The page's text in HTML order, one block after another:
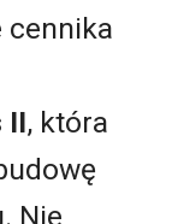
cennika
II, która
Nie